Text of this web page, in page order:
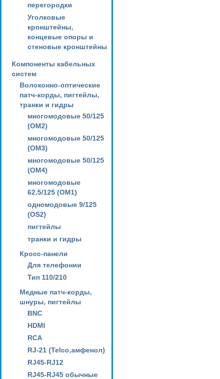
перегородки
Уголковые
кронштейны,
концевые опоры и
стеновые кронштейны
Компоненты кабельных
систем
Волоконно-оптические
патч-корды, пигтейлы,
транки и гидры
многомодовые 50/125
(OM2)
многомодовые 50/125
(OM3)
многомодовые 50/125
(OM4)
многомодовые
62.5/125 (OM1)
одномодовые 9/125
(OS2)
пигтейлы
транки и гидры
Кросс-панели
Для телефонии
Тип 110/210
Медные патч-корды,
шнуры, пигтейлы
BNC
HDMI
RCA
RJ-21 (Telco,амфенол)
RJ45-RJ12
RJ45-RJ45 обычные